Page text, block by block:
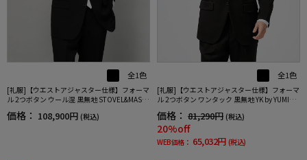
全1色
[礼服]【ウエストアジャスター仕様】フォーマ
ル 2つボタン ウール混 黒無地 STOVEL&MASO
N 通年 礼服【定番】
価格： 108,900円 (税込)
全1色
[礼服]【ウエストアジャスター仕様】フォーマ
ル 2つボタン ワンタック 黒無地 YK by YUMIKA
TSURA 通年 礼服【定番】
価格： 81,290円 (税込)
20%off
WEB価格： 65,032円 (税込)